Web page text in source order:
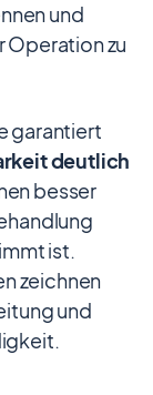
und
Operation zu
garantiert
deutlich
besser
ist.
zeichnen
und